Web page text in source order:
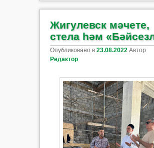
Жигулевск мәчете,
стела һәм
Опубликовано в 23.08.2022 Автор
Редактор